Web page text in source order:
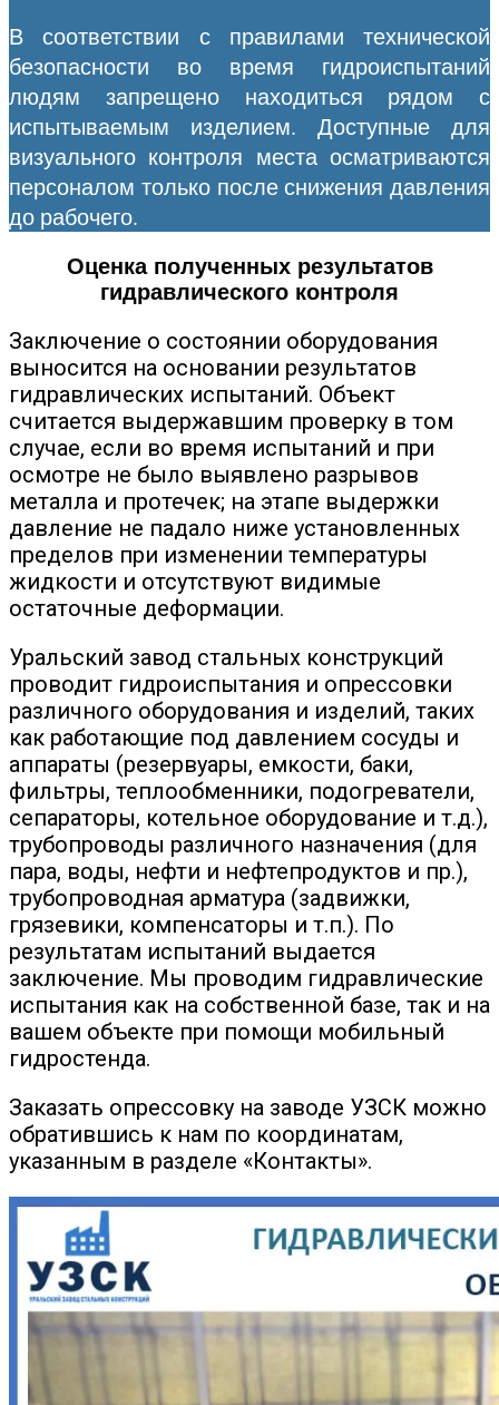
В соответствии с правилами технической
безопасности во время гидроиспытаний
людям запрещено находиться рядом с
испытываемым изделием. Доступные для
визуального контроля места осматриваются
персоналом только после снижения давления
до рабочего.
Оценка полученных результатов
гидравлического контроля
Заключение о состоянии оборудования
выносится на основании результатов
гидравлических испытаний. Объект
считается выдержавшим проверку в том
случае, если во время испытаний и при
осмотре не было выявлено разрывов
металла и протечек; на этапе выдержки
давление не падало ниже установленных
пределов при изменении температуры
жидкости и отсутствуют видимые
остаточные деформации.
Уральский завод стальных конструкций
проводит гидроиспытания и опрессовки
различного оборудования и изделий, таких
как работающие под давлением сосуды и
аппараты (резервуары, емкости, баки,
фильтры, теплообменники, подогреватели,
сепараторы, котельное оборудование и т.д.),
трубопроводы различного назначения (для
пара, воды, нефти и нефтепродуктов и пр.),
трубопроводная арматура (задвижки,
грязевики, компенсаторы и т.п.). По
результатам испытаний выдается
заключение. Мы проводим гидравлические
испытания как на собственной базе, так и на
вашем объекте при помощи мобильный
гидростенда.
Заказать опрессовку на заводе УЗСК можно
обратившись к нам по координатам,
указанным в разделе «Контакты».